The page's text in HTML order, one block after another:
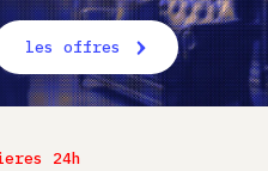
les offres
24h